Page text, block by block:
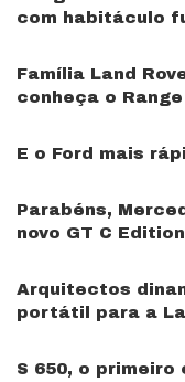
com habitáculo
Família Land
conheça o
E o Ford mais
Parabéns,
novo GT C
Arquitectos
portátil para a
S 650, o primeiro